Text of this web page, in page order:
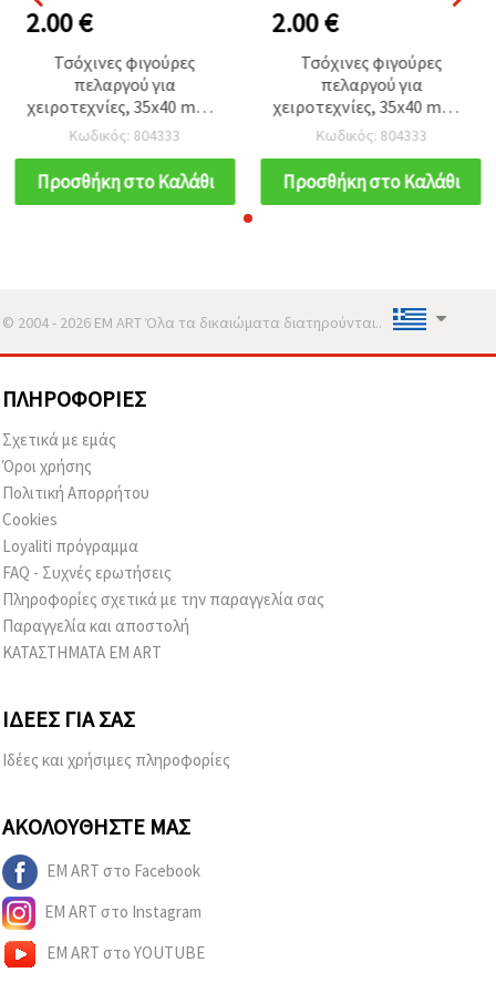
2.00 €
Τσόχινες φιγούρες
πελαργού για
χειροτεχνίες, 35x40 mm –
Συσκευασία 10 τεμ.
Κωδικός: 804333
Προσθήκη στο Καλάθι
2.00 €
Τσόχινες φιγούρες
πελαργού για
χειροτεχνίες, 35x40 mm –
Συσκευασία 10 τεμ.
Κωδικός: 804333
Προσθήκη στο Καλάθι
© 2004 - 2026 EM ART Όλα τα δικαιώματα διατηρούνται..
ΠΛΗΡΟΦΟΡΊΕΣ
Σχετικά με εμάς
Όροι χρήσης
Πολιτική Απορρήτου
Cookies
Loyaliti πρόγραμμα
FAQ - Συχνές ερωτήσεις
Πληροφορίες σχετικά με την παραγγελία σας
Παραγγελία και αποστολή
ΚΑΤΑΣΤΗΜΑΤΑ EM ART
ΙΔΈΕΣ ΓΙΑ ΣΑΣ
Ιδέες και χρήσιμες πληροφορίες
ΑΚΟΛΟΥΘΉΣΤΕ ΜΑΣ
EM ART στο Facebook
EM ART στο Instagram
EM ART στο YOUTUBE